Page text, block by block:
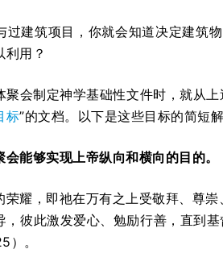
过建筑项目，你就会知道决定建筑
利用？
会制定神学基础性文件时，就从
标”的文档。以下是这些目标的简短解
会能够实现上帝纵向和横向 的目的。
荣耀，即祂在万有之上受敬拜、尊
，彼此激发爱心、勉励行善，直到
。